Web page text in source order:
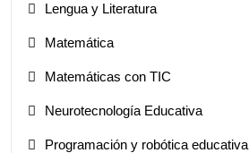
Lengua y Literatura
Matemática
Matemáticas con TIC
Neurotecnología Educativa
Programación y robótica educativa